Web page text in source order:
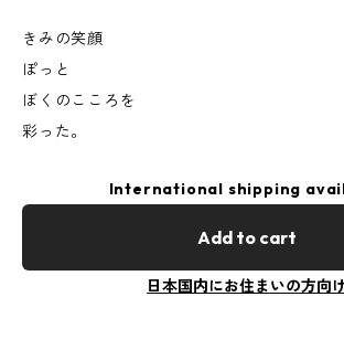
きみの笑顔
ぽっと
ぼくのこころを
彩った。
International shipping
Add to cart
日本国内にお住まいの方向